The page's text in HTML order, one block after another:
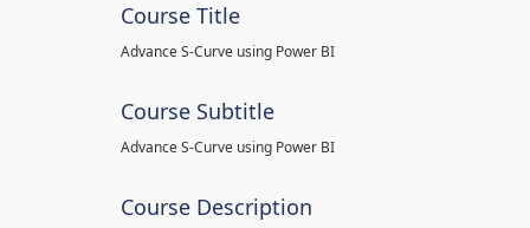
Course Title
Advance S-Curve using Power BI
Course Subtitle
Advance S-Curve using Power BI
Course Description